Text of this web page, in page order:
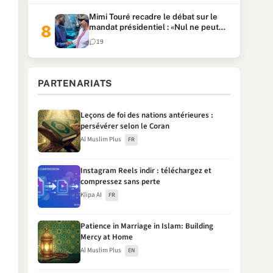
Mimi Touré recadre le débat sur le
mandat présidentiel : «Nul ne peut
faire plus de deux mandats
consécutifs de 5 ans»
19
PARTENARIATS
Leçons de foi des nations antérieures :
persévérer selon le Coran
Al Muslim Plus FR
Instagram Reels indir : téléchargez et
compressez sans perte
Klipa AI FR
Patience in Marriage in Islam: Building
Mercy at Home
Al Muslim Plus EN